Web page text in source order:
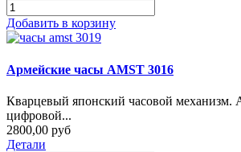
Добавить в корзину
Армейские часы AMST 3016
Кварцевый японский часовой механизм.
цифровой...
2800,00 руб
Детали